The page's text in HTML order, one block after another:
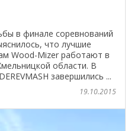
в финале соревнований
что лучшие
Wood-Mizer работают в
области. В
завершились ...
19.10.2015